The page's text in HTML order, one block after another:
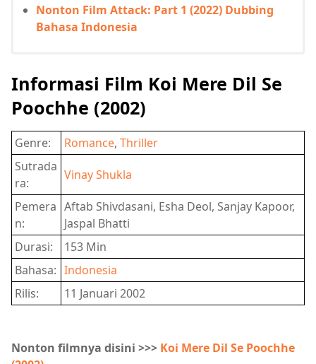
Nonton Film Attack: Part 1 (2022) Dubbing
Bahasa Indonesia
Informasi Film Koi Mere Dil Se
Poochhe (2002)
Genre: Romance, Thriller
Sutrada
ra:
Vinay Shukla
Pemera
n:
Aftab Shivdasani, Esha Deol, Sanjay Kapoor,
Jaspal Bhatti
Durasi:
153 Min
Bahasa: Indonesia
Rilis:
11 Januari 2002
Nonton filmnya disini >>> Koi Mere Dil Se Poochhe